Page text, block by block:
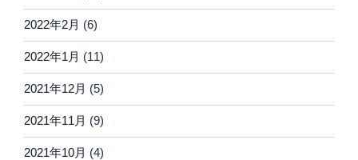
2022年2月 (6)
2022年1月 (11)
2021年12月 (5)
2021年11月 (9)
2021年10月 (4)